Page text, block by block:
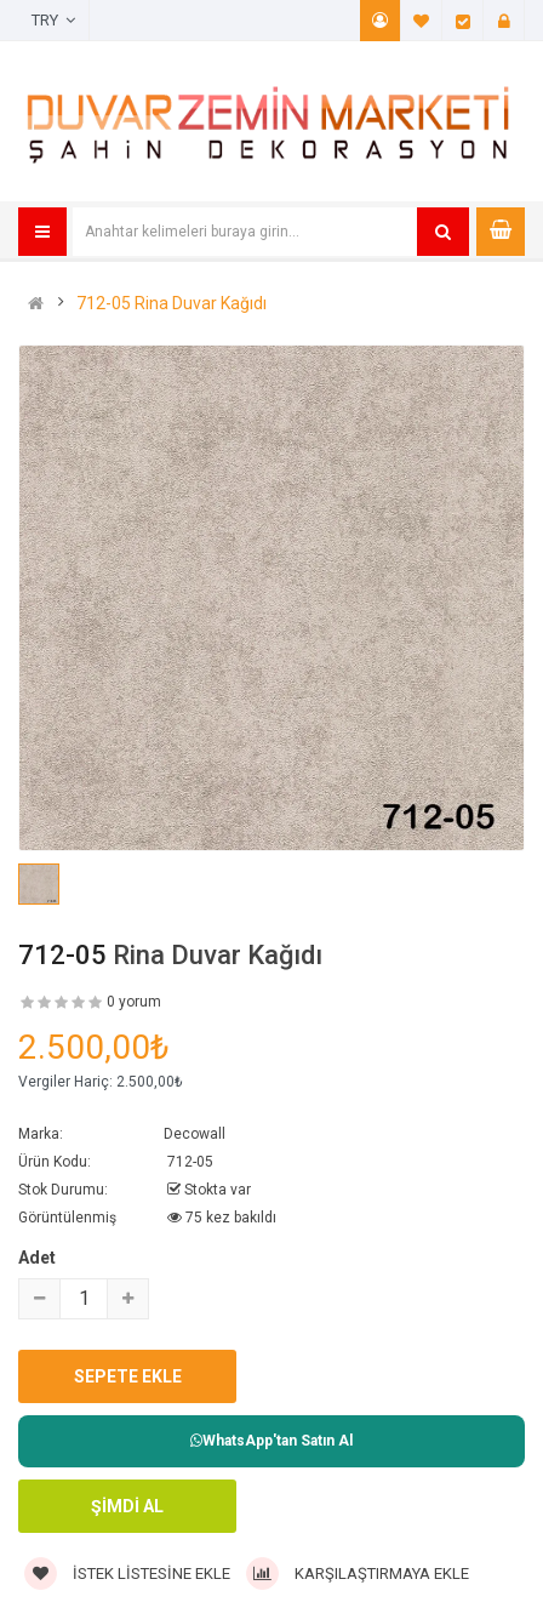
A. Listem
712-05 Rina Duvar Kağıdı
712-05 Rina Duvar Kağıdı
0 yorum
2.500,00₺
Vergiler Hariç: 2.500,00₺
Marka:
Decowall
Ürün Kodu:
712-05
Stok Durumu:
Stokta var
Görüntülenmiş
75 kez bakıldı
Adet
WhatsApp'tan Satın Al
İSTEK LISTESINE EKLE KARŞILAŞTIRMAYA EKLE